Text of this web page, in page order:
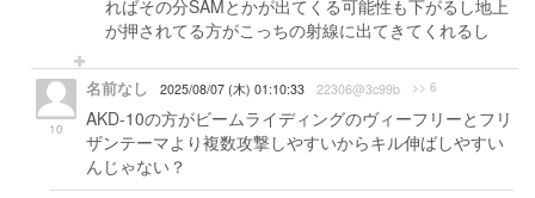
ればその分SAMとかが出てくる可能性も下がるし地上
が押されてる方がこっちの射線に出てきてくれるし
10
名前なし 2025/08/07 (木) 01:10:33 22306@3c99b >> 6
AKD-10の方がビームライディングのヴィーフリーとフリ
ザンテーマより複数攻撃しやすいからキル伸ばしやすい
んじゃない？